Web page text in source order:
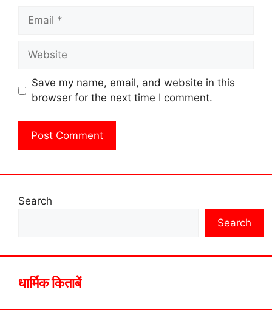
Email
Website
Save my name, email, and website in this
browser for the next time I comment.
Search
Search
धार्मिक किताबें